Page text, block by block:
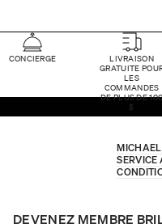
CONCIERGE
LIVRAISON
GRATUITE
LES
COMMANDES
DE PLUS DE
$
SERVICE
DEVENEZ MEMBRE